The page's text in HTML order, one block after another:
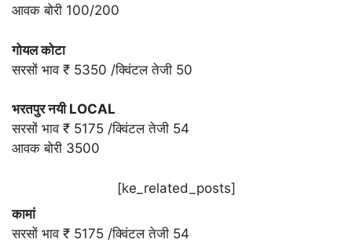
आवक बोरी 100/200
गोयल कोटा
सरसों भाव ₹ 5350 /क्विंटल तेजी 50
भरतपुर नयी LOCAL
सरसों भाव ₹ 5175 /क्विंटल तेजी 54
आवक बोरी 3500
[ke_related_posts]
कामां
सरसों भाव ₹ 5175 /क्विंटल तेजी 54